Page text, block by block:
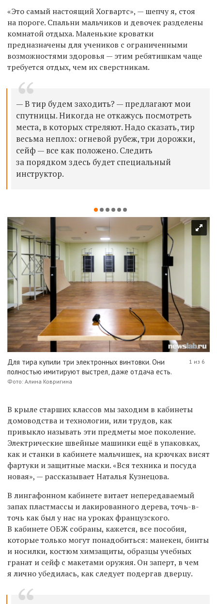
«Это самый настоящий Хогвартс», — шепчу я, стоя
на пороге. Спальни мальчиков и девочек разделены
комнатой отдыха. Маленькие кроватки
предназначены для учеников с ограниченными
возможностями здоровья — этим ребятишкам чаще
требуется отдых, чем их сверстникам.
— В тир будем заходить? — предлагают мои
спутницы. Никогда не откажусь посмотреть
места, в которых стреляют. Надо сказать, тир
весьма неплох: огневой рубеж, три дорожки,
сейф — все как положено. Следить
за порядком здесь будет специальный
инструктор.
Для тира купили три электронных винтовки. Они
полностью имитируют выстрел, даже отдача есть.
Фото: Алина Ковригина
1 из 6
В крыле старших классов мы заходим в кабинеты
домоводства и технологии, или трудов, как
привыкло называть эти предметы мое поколение.
Электрические швейные машинки ещё в упаковках,
как и станки в кабинете мальчишек, на крючках висят
фартуки и защитные маски. «Вся техника и посуда
новая», — рассказывает Наталья Кузнецова.
В лингафонном кабинете витает непередаваемый
запах пластмассы и лакированного дерева, точь-в-
точь как был у нас на уроках французского.
В кабинете ОБЖ собраны, кажется, все пособия,
которые только могут понадобиться: манекен, бинты
и носилки, костюм химзащиты, образцы учебных
гранат и сейф с макетами оружия. Он заперт, в чем
я лично убедилась, как следует подергав дверцу.